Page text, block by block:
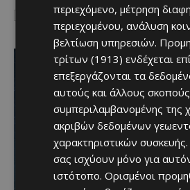
I've read and accept thePrivacy Policy.
περιεχόμενο, μέτρηση
περιεχομένου, ανάλυση
βελτίωση υπηρεσιών.
τρίτων (1913) ενδέχεται
επεξεργάζονται τα
αυτούς και άλλους
συμπεριλαμβανομένης της
ακριβών δεδομένων
χαρακτηριστικών
σας ισχύουν μόνο για
ιστότοπο. Ορισμένοι